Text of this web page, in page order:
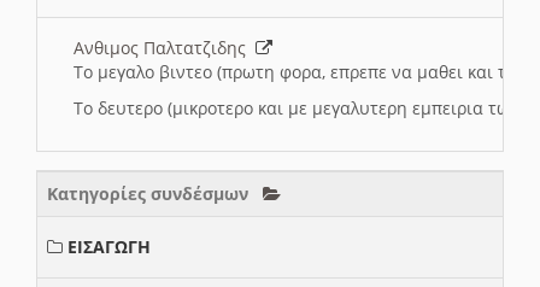
Ανθιμος Παλτατζιδης
Το μεγαλο βιντεο (πρωτη φορα, επρεπε να μαθει και το
Το δευτερο (μικροτερο και με μεγαλυτερη εμπειρια
Κατηγορίες συνδέσμων
ΕΙΣΑΓΩΓΗ